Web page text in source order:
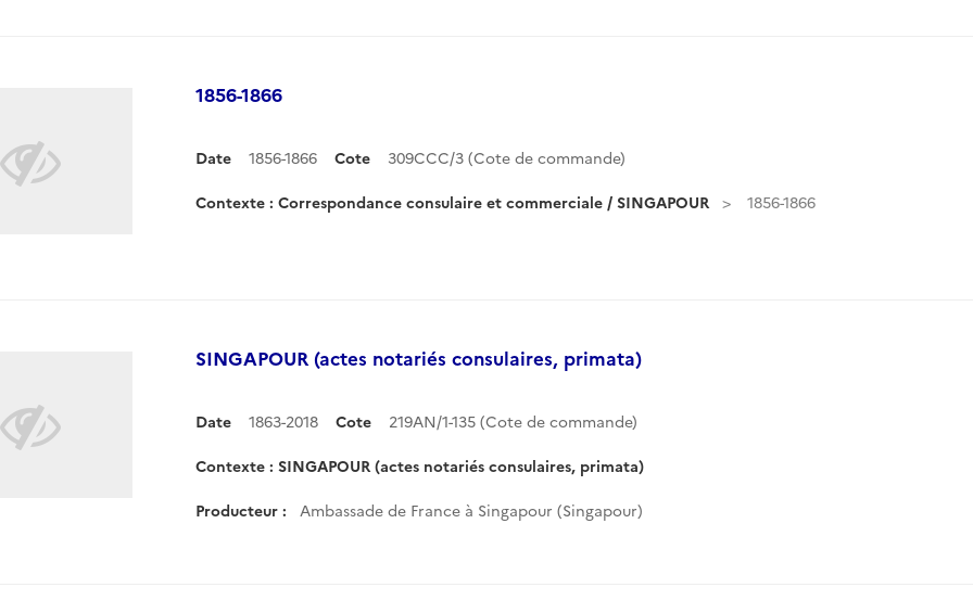
1856-1866
Date 1856-1866 Cote 309CCC/3 (Cote de commande)
Contexte : Correspondance consulaire et commerciale / SINGAPOUR 1856-1866
SINGAPOUR (actes notariés consulaires, primata)
Date 1863-2018 Cote 219AN/1-135 (Cote de commande)
Contexte : SINGAPOUR (actes notariés consulaires, primata)
Producteur : Ambassade de France à Singapour (Singapour)